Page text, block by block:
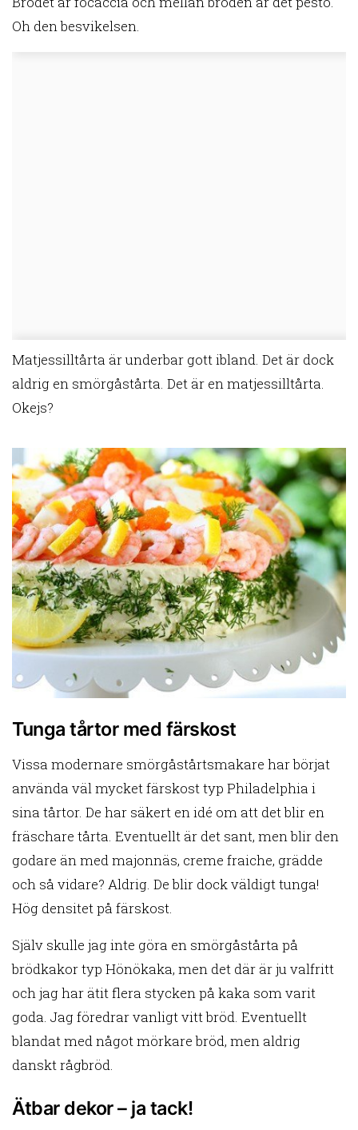
Oh den besvikelsen.
Matjessilltårta är underbar gott ibland. Det är dock
aldrig en smörgåstårta. Det är en matjessilltårta.
Okejs?
Tunga tårtor med färskost
Vissa modernare smörgåstårtsmakare har börjat
använda väl mycket färskost typ Philadelphia i
sina tårtor. De har säkert en idé om att det blir en
fräschare tårta. Eventuellt är det sant, men blir den
godare än med majonnäs, creme fraiche, grädde
och så vidare? Aldrig. De blir dock väldigt tunga!
Hög densitet på färskost.
Själv skulle jag inte göra en smörgåstårta på
brödkakor typ Hönökaka, men det där är ju valfritt
och jag har ätit flera stycken på kaka som varit
goda. Jag föredrar vanligt vitt bröd. Eventuellt
blandat med något mörkare bröd, men aldrig
danskt rågbröd.
Ätbar dekor – ja tack!